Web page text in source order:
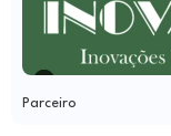
Parceiro